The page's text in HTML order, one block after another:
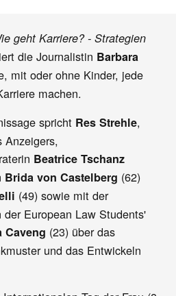
geht Karriere? - Strategien
die Journalistin Barbara
mit oder ohne Kinder, jede
machen.
spricht Res Strehle,
Anzeigers,
Beatrice Tschanz
Brida von Castelberg (62)
(49) sowie mit der
European Law Students'
Caveng (23) über das
und das Entwickeln